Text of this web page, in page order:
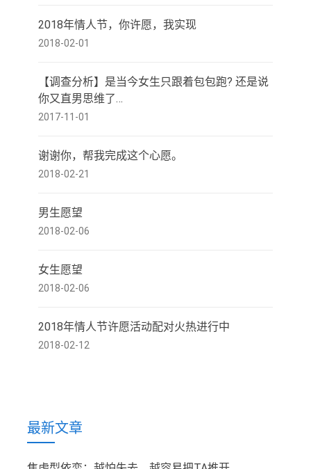
2018年情人节，你许愿，我实现
2018-02-01
【调查分析】是当今女生只跟着包包跑? 还是说
你又直男思维了…
2017-11-01
谢谢你，帮我完成这个心愿。
2018-02-21
男生愿望
2018-02-06
女生愿望
2018-02-06
2018年情人节许愿活动配对火热进行中
2018-02-12
最新文章